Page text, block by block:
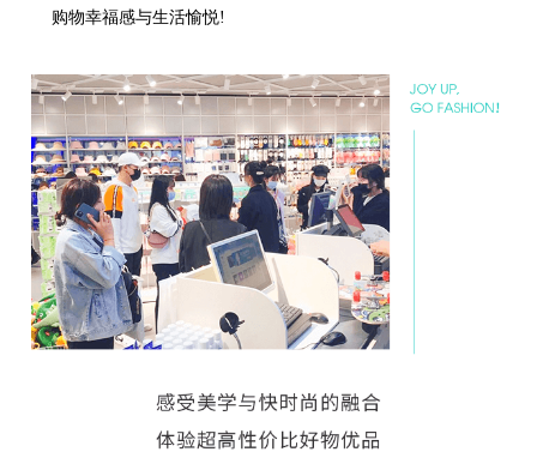
购物幸福感与生活愉悦!